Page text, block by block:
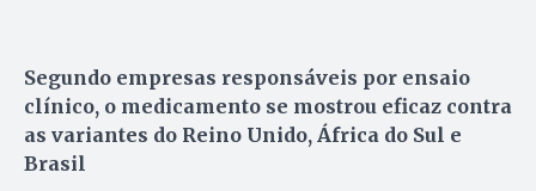
Segundo empresas responsáveis por ensaio
clínico, o medicamento se mostrou eficaz contra
as variantes do Reino Unido, África do Sul e
Brasil